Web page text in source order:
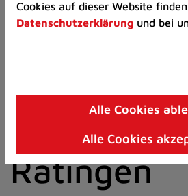
M)
Zur
8)
I)
Aktuelles
der Stadt
Ratingen
Cookies auf dieser Website
Datenschutzerklärung und bei
Alle Cookies
Alle Cookies